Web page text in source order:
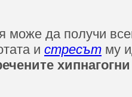
може да получи
и стресът му